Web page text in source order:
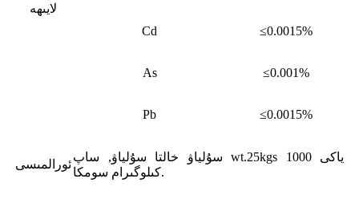
لايىھە
Cd ≤0.0015%
As ≤0.001%
Pb ≤0.0015%
ئورالمىسى
سۇلياۋ خالتا سۇلياۋ, ساپ wt.25kgs ياكى 1000
كىلوگىرام سومكا.